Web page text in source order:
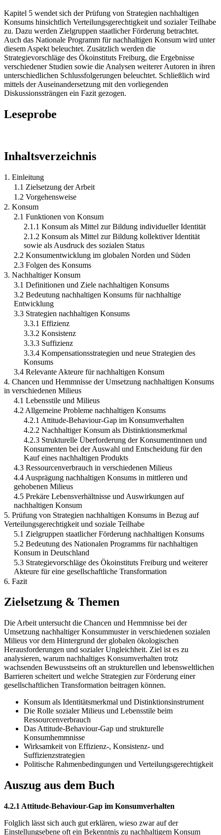
Kapitel 5 wendet sich der Prüfung von Strategien nachhaltigen
Konsums hinsichtlich Verteilungsgerechtigkeit und sozialer Teilhabe
zu. Dazu werden Zielgruppen staatlicher Förderung betrachtet.
Auch das Nationale Programm für nachhaltigen Konsum wird unter
diesem Aspekt beleuchtet. Zusätzlich werden die
Strategievorschläge des Ökoinstituts Freiburg, die Ergebnisse
verschiedener Studien sowie die Analysen weiterer Autoren in ihren
unterschiedlichen Schlussfolgerungen beleuchtet. Schließlich wird
mittels der Auseinandersetzung mit den vorliegenden
Diskussionssträngen ein Fazit gezogen.
Leseprobe
Inhaltsverzeichnis
1. Einleitung
1.1 Zielsetzung der Arbeit
1.2 Vorgehensweise
2. Konsum
2.1 Funktionen von Konsum
2.1.1 Konsum als Mittel zur Bildung individueller Identität
2.1.2 Konsum als Mittel zur Bildung kollektiver Identität
sowie als Ausdruck des sozialen Status
2.2 Konsumentwicklung im globalen Norden und Süden
2.3 Folgen des Konsums
3. Nachhaltiger Konsum
3.1 Definitionen und Ziele nachhaltigen Konsums
3.2 Bedeutung nachhaltigen Konsums für nachhaltige
Entwicklung
3.3 Strategien nachhaltigen Konsums
3.3.1 Effizienz
3.3.2 Konsistenz
3.3.3 Suffizienz
3.3.4 Kompensationsstrategien und neue Strategien des
Konsums
3.4 Relevante Akteure für nachhaltigen Konsum
4. Chancen und Hemmnisse der Umsetzung nachhaltigen Konsums
in verschiedenen Milieus
4.1 Lebensstile und Milieus
4.2 Allgemeine Probleme nachhaltigen Konsums
4.2.1 Attitude-Behaviour-Gap im Konsumverhalten
4.2.2 Nachhaltiger Konsum als Distinktionsmerkmal
4.2.3 Strukturelle Überforderung der Konsumentinnen und
Konsumenten bei der Auswahl und Entscheidung für den
Kauf eines nachhaltigen Produkts
4.3 Ressourcenverbrauch in verschiedenen Milieus
4.4 Ausprägung nachhaltigen Konsums in mittleren und
gehobenen Milieus
4.5 Prekäre Lebensverhältnisse und Auswirkungen auf
nachhaltigen Konsum
5. Prüfung von Strategien nachhaltigen Konsums in Bezug auf
Verteilungsgerechtigkeit und soziale Teilhabe
5.1 Zielgruppen staatlicher Förderung nachhaltigen Konsums
5.2 Bedeutung des Nationalen Programms für nachhaltigen
Konsum in Deutschland
5.3 Strategievorschläge des Ökoinstituts Freiburg und weiterer
Akteure für eine gesellschaftliche Transformation
6. Fazit
Zielsetzung & Themen
Die Arbeit untersucht die Chancen und Hemmnisse bei der
Umsetzung nachhaltiger Konsummuster in verschiedenen sozialen
Milieus vor dem Hintergrund der globalen ökologischen
Herausforderungen und sozialer Ungleichheit. Ziel ist es zu
analysieren, warum nachhaltiges Konsumverhalten trotz
wachsenden Bewusstseins oft an strukturellen und lebensweltlichen
Barrieren scheitert und welche Strategien zur Förderung einer
gesellschaftlichen Transformation beitragen können.
Konsum als Identitätsmerkmal und Distinktionsinstrument
Die Rolle sozialer Milieus und Lebensstile beim
Ressourcenverbrauch
Das Attitude-Behaviour-Gap und strukturelle
Konsumhemmnisse
Wirksamkeit von Effizienz-, Konsistenz- und
Suffizienzstrategien
Politische Rahmenbedingungen und Verteilungsgerechtigkeit
Auszug aus dem Buch
4.2.1 Attitude-Behaviour-Gap im Konsumverhalten
Folglich lässt sich auch gut erklären, wieso zwar auf der
Einstellungsebene oft ein Bekenntnis zu nachhaltigem Konsum